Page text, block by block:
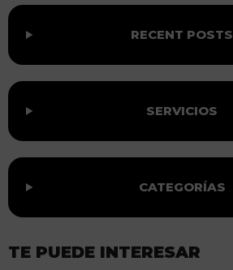
RECENT POSTS
SERVICIOS
CATEGORÍAS
TE PUEDE INTERESAR